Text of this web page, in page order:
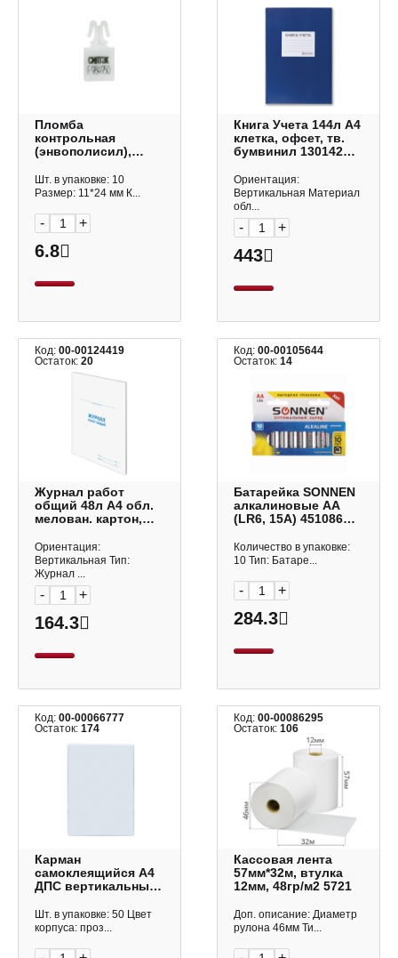
Пломба
контрольная
(энвополисил),
0002
Шт. в упаковке: 10
Размер: 11*24 мм К...
- +
6.8
Книга Учета 144л А4
клетка, офсет, тв.
бумвинил 130142
Ориентация:
Вертикальная Материал
обл...
- +
443
Код: 00-00124419
Остаток: 20
Журнал работ
общий 48л А4 обл.
мелован. картон,
Ориентация:
Вертикальная Тип:
Журнал ...
- +
164.3
Код:00-00105644
Остаток:14
Батарейка SONNEN
алкалиновые АА
(LR6, 15А) 451086
Количество в упаковке:
10 Тип: Батаре...
- +
284.3
Код: 00-00066777
Остаток: 174
Карман
самоклеящийся А4
ДПС вертикальный
1555.С/50
Шт. в упаковке: 50 Цвет
корпуса: проз...
Код:00-00086295
Остаток:106
Кассовая лента
57мм*32м, втулка
12мм, 48гр/м2 5721
Доп. описание: Диаметр
рулона 46мм Ти...